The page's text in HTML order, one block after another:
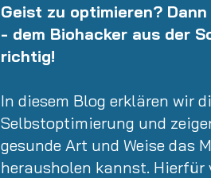
Geist zu optimieren?
- dem Biohacker aus der
richtig!
In diesem Blog erklären wir
Selbstoptimierung und
gesunde Art und Weise das
herausholen kannst.